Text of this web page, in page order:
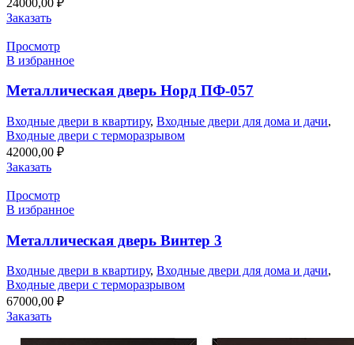
Заказать
Просмотр
В избранное
Металлическая дверь Норд ПФ-057
Входные двери в квартиру, Входные двери для дома и дачи,
Входные двери с терморазрывом
42000,00 ₽
Заказать
Просмотр
В избранное
Металлическая дверь Винтер 3
Входные двери в квартиру, Входные двери для дома и дачи,
Входные двери с терморазрывом
67000,00 ₽
Заказать